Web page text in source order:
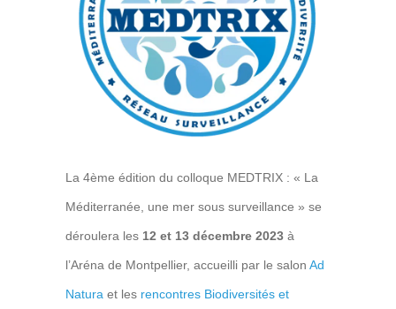
La 4ème édition du colloque MEDTRIX : « La
Méditerranée, une mer sous surveillance » se
déroulera les 12 et 13 décembre 2023 à
l’Aréna de Montpellier, accueilli par le salon Ad
Natura et les rencontres Biodiversités et